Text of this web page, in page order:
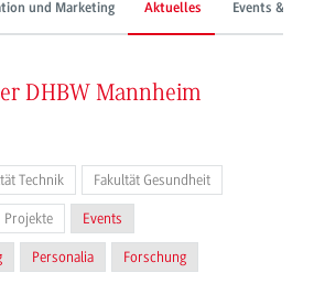
und Marketing Aktuelles Events &
DHBW Mannheim
Technik Fakultät Gesundheit
Projekte Events
Personalia Forschung